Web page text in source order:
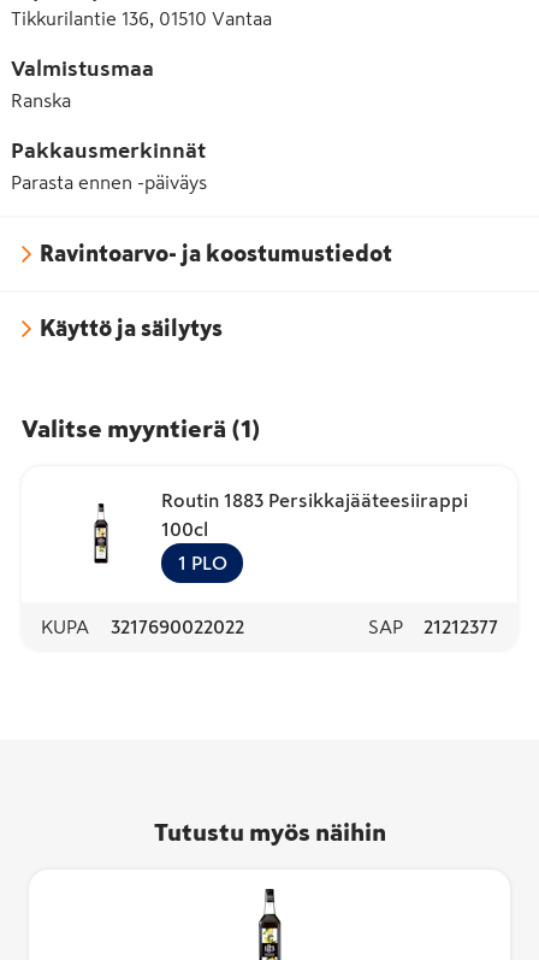
Tikkurilantie 136, 01510 Vantaa
Valmistusmaa
Ranska
Pakkausmerkinnät
Parasta ennen -päiväys
Ravintoarvo- ja koostumustiedot
Käyttö ja säilytys
Valitse myyntierä (1)
Routin 1883 Persikkajääteesiirappi
100cl
1 PLO
KUPA 3217690022022 SAP 21212377
Tutustu myös näihin